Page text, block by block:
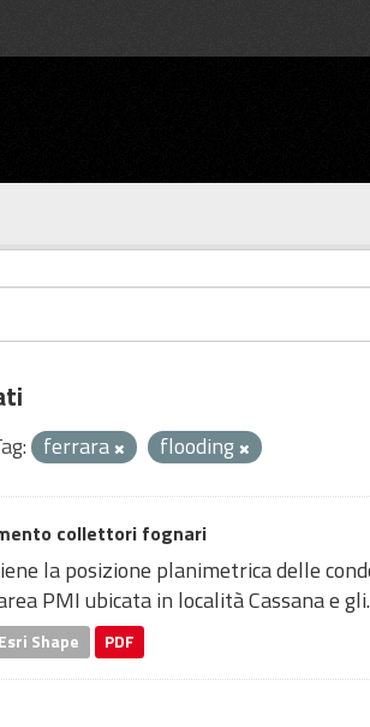
ferrara flooding
collettori fognari
la posizione planimetrica delle
PMI ubicata in località Cassana e
Esri Shape PDF